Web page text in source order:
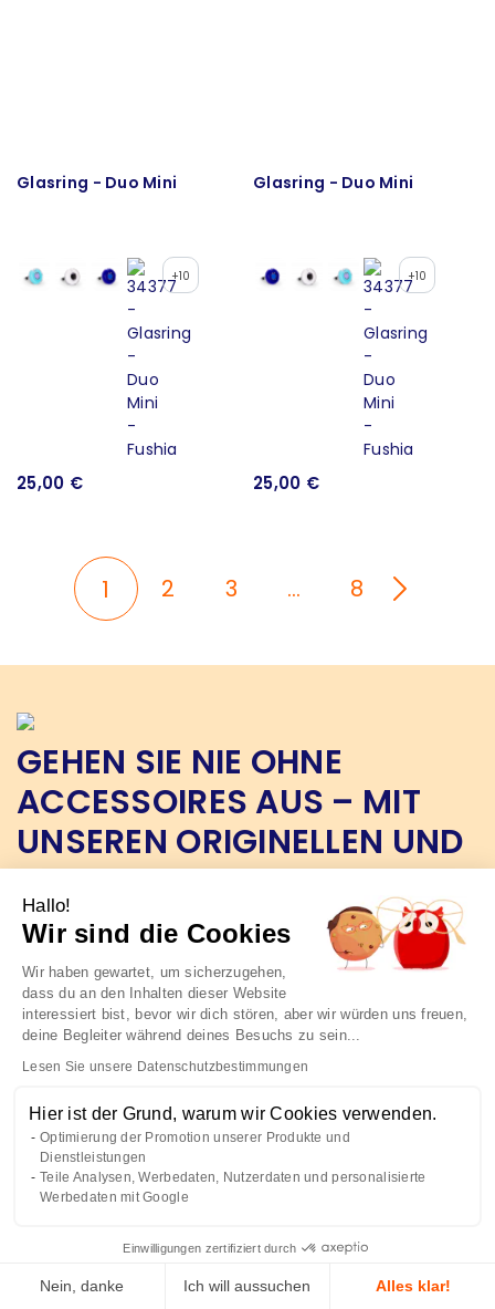
Glasring - Duo Mini
+10
25,00 €
Glasring - Duo Mini
+10
25,00 €
1 2 3 … 8
GEHEN SIE NIE OHNE
ACCESSOIRES AUS – MIT
UNSEREN ORIGINELLEN UND
BUNTEN RINGEN
Originelle Ringe, von unseren Handwerkern in unserer
Glasbläserei in Frankreich entworfen und gefertigt. Ein
echtes Schmuckstück aus geblasenem Glas, das
hervorsticht. Unerwartete Farben und Materialien für
einen Wow-Effekt bei Ihren Freunden. Entscheiden Sie
sich für einen unserer Ringe mit originellem Design! In
unserer Werkstatt mit einer Technik aus dem
Schmuckstücke in verschiedenen Formen und Farben
erhältlich. Ein kleines rotes Herz, ein gelber Kiesel oder
sogar eine Kuppel gefüllt mit bunten Perlen oder Perlen
– wie Sie möchten. Und um die Fashionista zu spielen,
sammeln Sie sie, um sie mit all Ihren Outfits zu
suchen, können Sie immer einen Ring erstellen und
Farbe oder die Größe: Sie haben die Wahl!
Hallo!
Wir sind die Cookies
Wir haben gewartet, um sicherzugehen,
dass du an den Inhalten dieser Website
interessiert bist, bevor wir dich stören, aber wir würden uns freuen,
deine Begleiter während deines Besuchs zu sein...
Lesen Sie unsere Datenschutzbestimmungen
Hier ist der Grund, warum wir Cookies verwenden.
Optimierung der Promotion unserer Produkte und
Dienstleistungen
Teile Analysen, Werbedaten, Nutzerdaten und personalisierte
Werbedaten mit Google
Einwilligungen zertifiziert durch
Nein, danke Ich will aussuchen Alles klar!